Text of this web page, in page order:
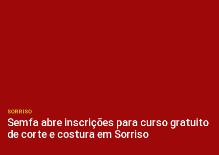
SORRISO
Semfa abre inscrições para curso gratuito
de corte e costura em Sorriso